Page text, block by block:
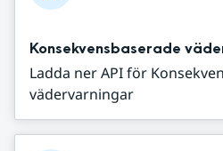
Konsekvensbaserade
Ladda ner API för
vädervarningar